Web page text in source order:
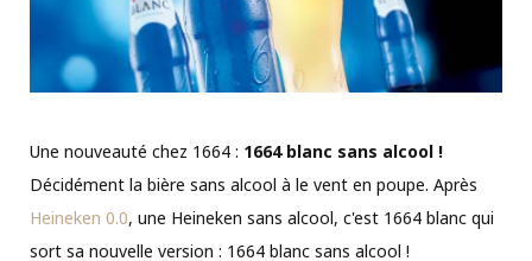
Une nouveauté chez 1664 : 1664 blanc sans alcool !
Décidément la bière sans alcool à le vent en poupe. Après
Heineken 0.0, une Heineken sans alcool, c'est 1664 blanc qui
sort sa nouvelle version : 1664 blanc sans alcool !